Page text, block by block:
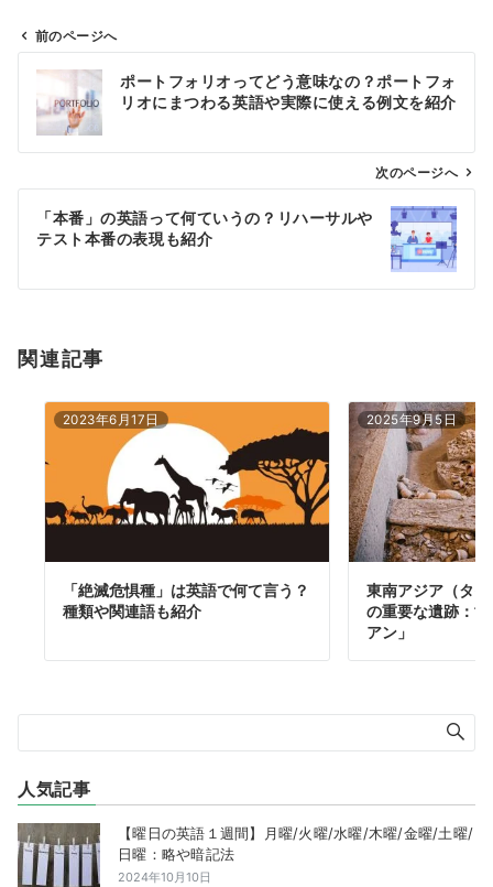
ビ
ン
前のページへ
ポートフォリオってどう意味なの？ポートフォ
リオにまつわる英語や実際に使える例文を紹介
次のページへ
「本番」の英語って何ていうの？リハーサルや
テスト本番の表現も紹介
関連記事
2023年6月17日
「絶滅危惧種」は英語で何て言う？
種類や関連語も紹介
2025年9月5日
東南アジア（タ
の重要な遺跡：
アン」
人気記事
【曜日の英語１週間】月曜/火曜/水曜/木曜/金曜/土曜/
日曜：略や暗記法
2024年10月10日